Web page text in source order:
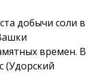
добычи соли в
времен. В
(Удорский